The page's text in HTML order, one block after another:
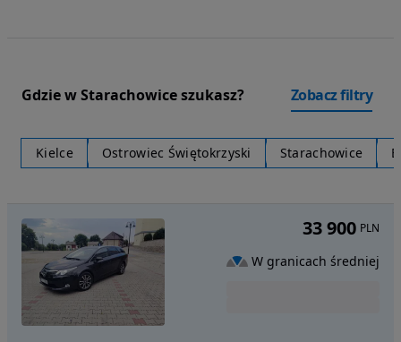
Gdzie w Starachowice szukasz? Zobacz filtry
Kielce Ostrowiec Świętokrzyski Starachowice
33 900 PLN
W granicach średniej